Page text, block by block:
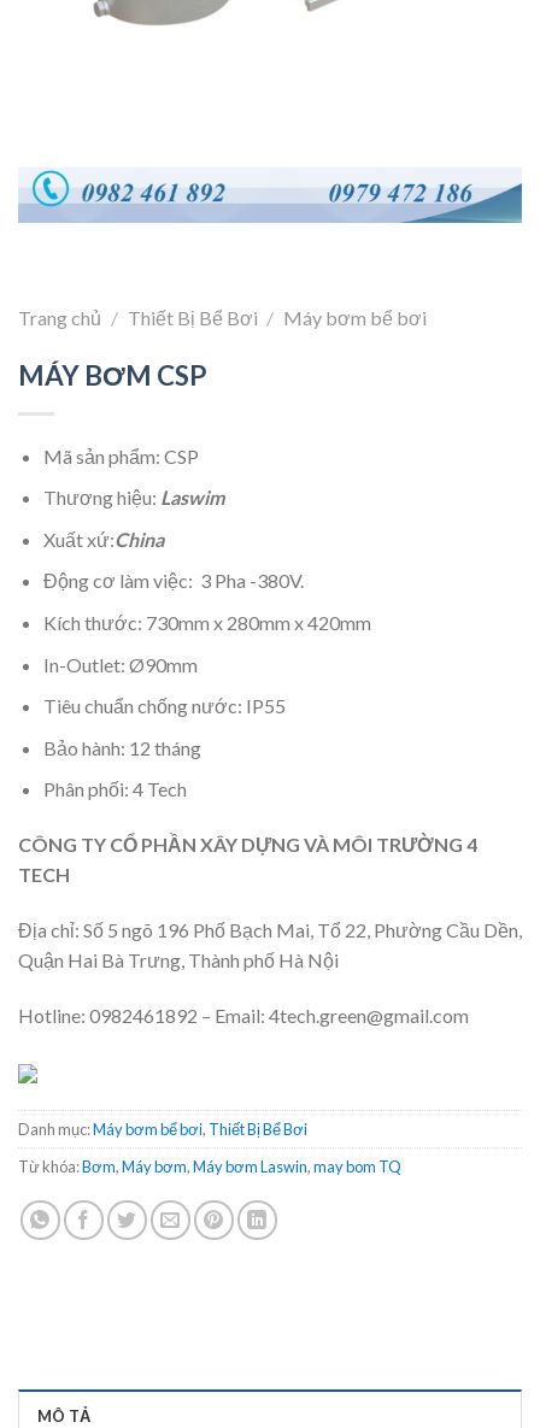
Trang chủ / Thiết Bị Bể Bơi / Máy bơm bể bơi
MÁY BƠM CSP
Mã sản phẩm: CSP
Thương hiệu: Laswim
Xuất xứ:China
Động cơ làm việc: 3 Pha -380V.
Kích thước: 730mm x 280mm x 420mm
In-Outlet: Ø90mm
Tiêu chuẩn chống nước: IP55
Bảo hành: 12 tháng
Phân phối: 4 Tech
CÔNG TY CỔ PHẦN XÂY DỰNG VÀ MÔI TRƯỜNG 4
TECH
Địa chỉ: Số 5 ngõ 196 Phố Bạch Mai, Tổ 22, Phường Cầu Dền,
Quận Hai Bà Trưng, Thành phố Hà Nội
Hotline: 0982461892 – Email: 4tech.green@gmail.com
Danh mục:Máy bơm bể bơi, Thiết Bị Bể Bơi
Từ khóa:Bơm,Máy bơm,Máy bơm Laswin,may bom TQ
MÔ TẢ